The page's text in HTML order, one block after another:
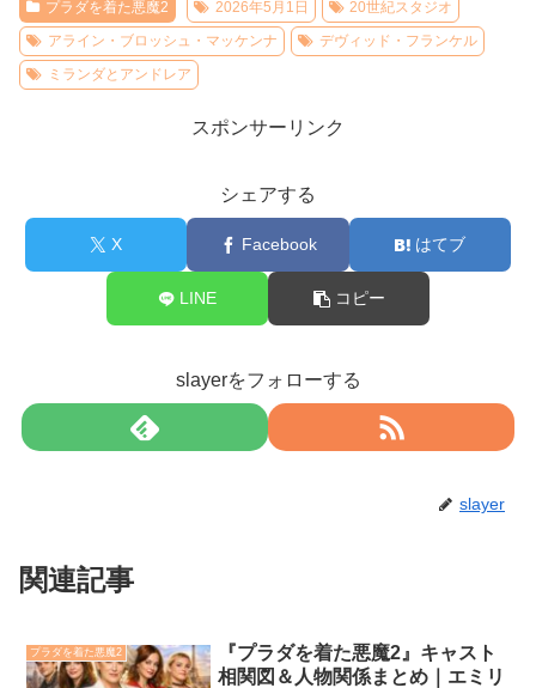
プラダを着た悪魔2 2026年5月1日
20世紀スタジオ
アライン・ブロッシュ・マッケンナ
デヴィッド・フランケル
ミランダとアンドレア
スポンサーリンク
シェアする
X Facebook はてブ
LINE コピー
slayerをフォローする
slayer
関連記事
プラダを着た悪魔2
『プラダを着た悪魔2』キャスト
相関図＆人物関係まとめ｜エミリ